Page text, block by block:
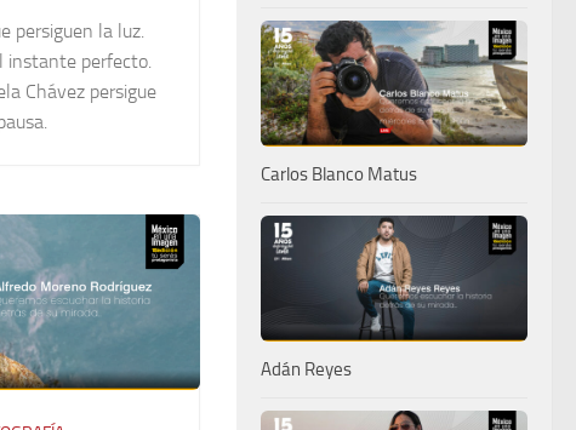
persiguen la luz.
instante perfecto.
Chávez persigue
Carlos Blanco Matus
Adán Reyes